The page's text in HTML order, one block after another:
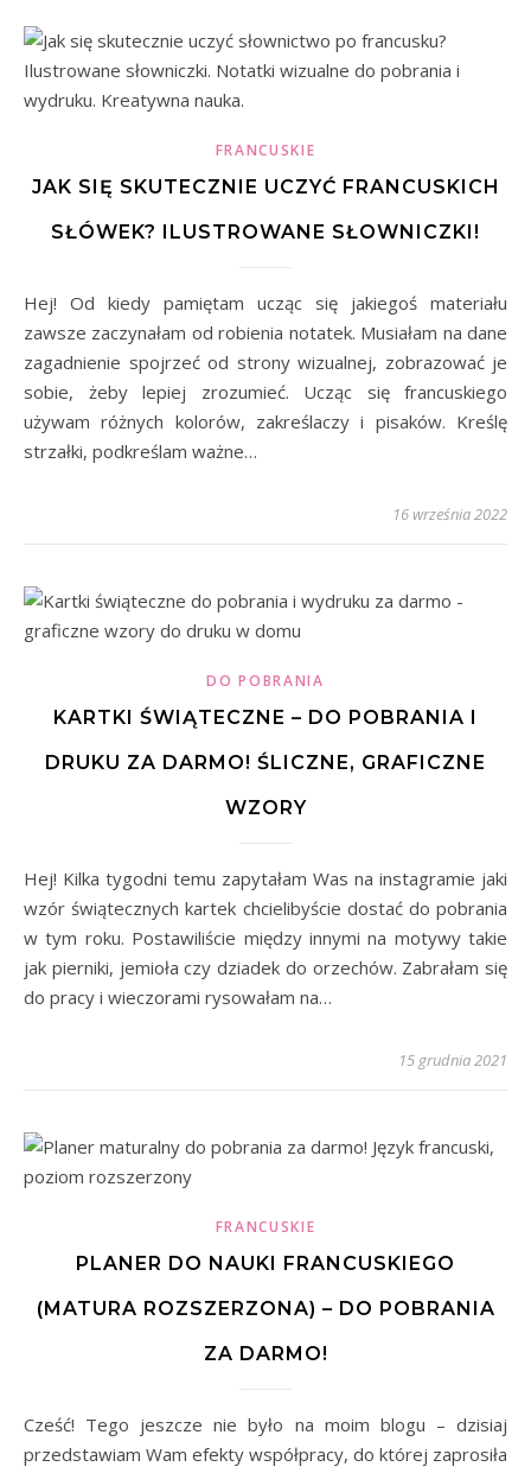
FRANCUSKIE
JAK SIĘ SKUTECZNIE UCZYĆ FRANCUSKICH
SŁÓWEK? ILUSTROWANE SŁOWNICZKI!
Hej! Od kiedy pamiętam ucząc się jakiegoś materiału
zawsze zaczynałam od robienia notatek. Musiałam na dane
zagadnienie spojrzeć od strony wizualnej, zobrazować je
sobie, żeby lepiej zrozumieć. Ucząc się francuskiego
używam różnych kolorów, zakreślaczy i pisaków. Kreślę
strzałki, podkreślam ważne…
16 września 2022
DO POBRANIA
KARTKI ŚWIĄTECZNE – DO POBRANIA I
DRUKU ZA DARMO! ŚLICZNE, GRAFICZNE
WZORY
Hej! Kilka tygodni temu zapytałam Was na instagramie jaki
wzór świątecznych kartek chcielibyście dostać do pobrania
w tym roku. Postawiliście między innymi na motywy takie
jak pierniki, jemioła czy dziadek do orzechów. Zabrałam się
do pracy i wieczorami rysowałam na…
15 grudnia 2021
FRANCUSKIE
PLANER DO NAUKI FRANCUSKIEGO
(MATURA ROZSZERZONA) – DO POBRANIA
ZA DARMO!
Cześć! Tego jeszcze nie było na moim blogu – dzisiaj
przedstawiam Wam efekty współpracy, do której zaprosiła